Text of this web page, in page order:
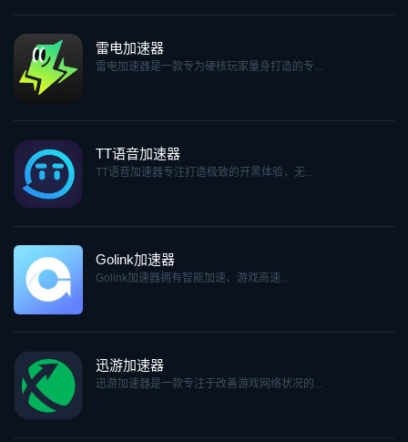
雷电加速器
雷电加速器是一款专为硬核玩家量身打造的专...
TT语音加速器
TT语音加速器专注打造极致的开黑体验，无...
Golink加速器
Golink加速器拥有智能加速、游戏高速...
迅游加速器
迅游加速器是一款专注于改善游戏网络状况的...